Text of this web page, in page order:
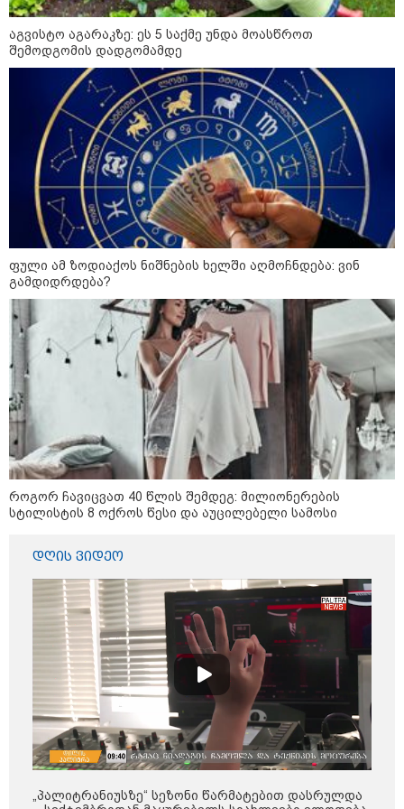
12:34 / 08-08-2026
რას აცხადებს ირაკლი კობახიძე
ელექტროენერგიის რამდენჯერმე
გათიშვასთან დაკავშირებით?
19:32 / 08-08-2026
"სიმბოლურია, რომ კობახიძის
მოღალატეობრივი განცხადება
საქართველოს
თავისუფლებისთვის შეწირული
გაკეთდა" - "ნაციონალური
მოძრაობა"
19:03 / 08-08-2026
"მკაცრად ვგმობთ ირაკლი
კობახიძის განცხადებას" -
"კოალიცია ცვლილებისთვის"
16:33 / 08-08-2026
"გიორგი ბარამიძემ რაღაც
არასწორად ჩამოაყალიბა,
მაგრამ ნამდვილად არ
მიხეილ სააკაშვილი
16:22 / 08-08-2026
"აი, ეს არის სამშობლოს
ღალატი" - როგორ ეხმაურება
ნიკა გვარამია აგვისტოს ომთან
დაკავშირებით ირაკლი
კობახიძის განცხადებას?
კატეგორიის ყველა სიახლე
აგვისტო აგარაკზე: ეს 5 საქმე უნდა მოასწროთ
შემოდგომის დადგომამდე
ფული ამ ზოდიაქოს ნიშნების ხელში აღმოჩნდება: ვინ
გამდიდრდება?
როგორ ჩავიცვათ 40 წლის შემდეგ: მილიონერების
სტილისტის 8 ოქროს წესი და აუცილებელი სამოსი
დღის ვიდეო
„პალიტრანიუსზე“ სეზონი წარმატებით დასრულდა